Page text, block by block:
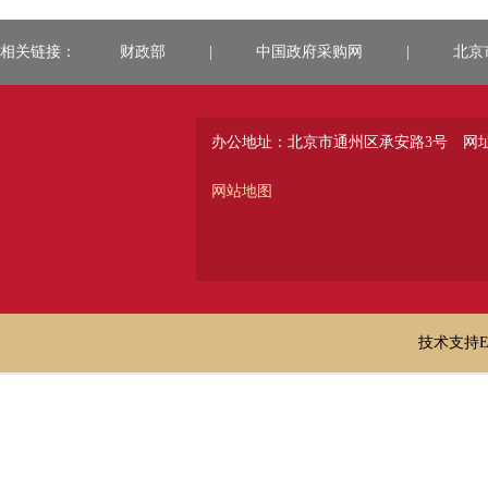
相关链接： 财政部 中国政府采购网 北京
办公地址：北京市通州区承安路3号
网站地图
网
技术支持